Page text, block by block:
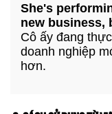
She's
new business,
Cô ấy đang
doanh nghiệp
hơn.